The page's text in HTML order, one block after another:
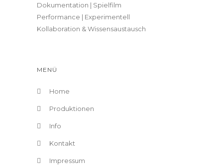
Dokumentation | Spielfilm
Performance | Experimentell
Kollaboration & Wissensaustausch
MENÜ
Home
Produktionen
Info
Kontakt
Impressum